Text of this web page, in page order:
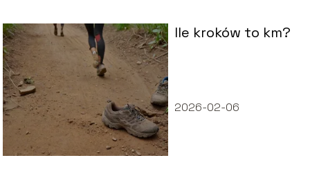
Ile kroków to km?
2026-02-06